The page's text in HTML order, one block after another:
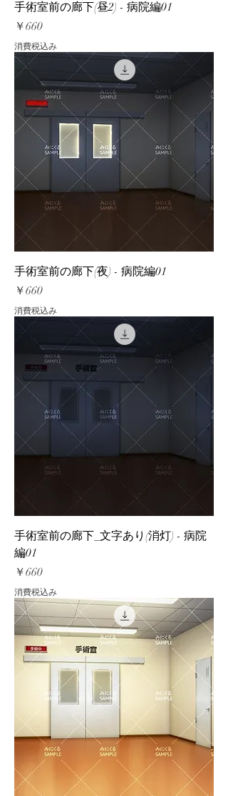
手術室前の廊下(昼2) - 病院編01
価格
￥660
消費税込み
手術室前の廊下(夜) - 病院編01
価格
￥660
消費税込み
手術室前の廊下_文字あり(消灯) - 病院
編01
価格
￥660
消費税込み